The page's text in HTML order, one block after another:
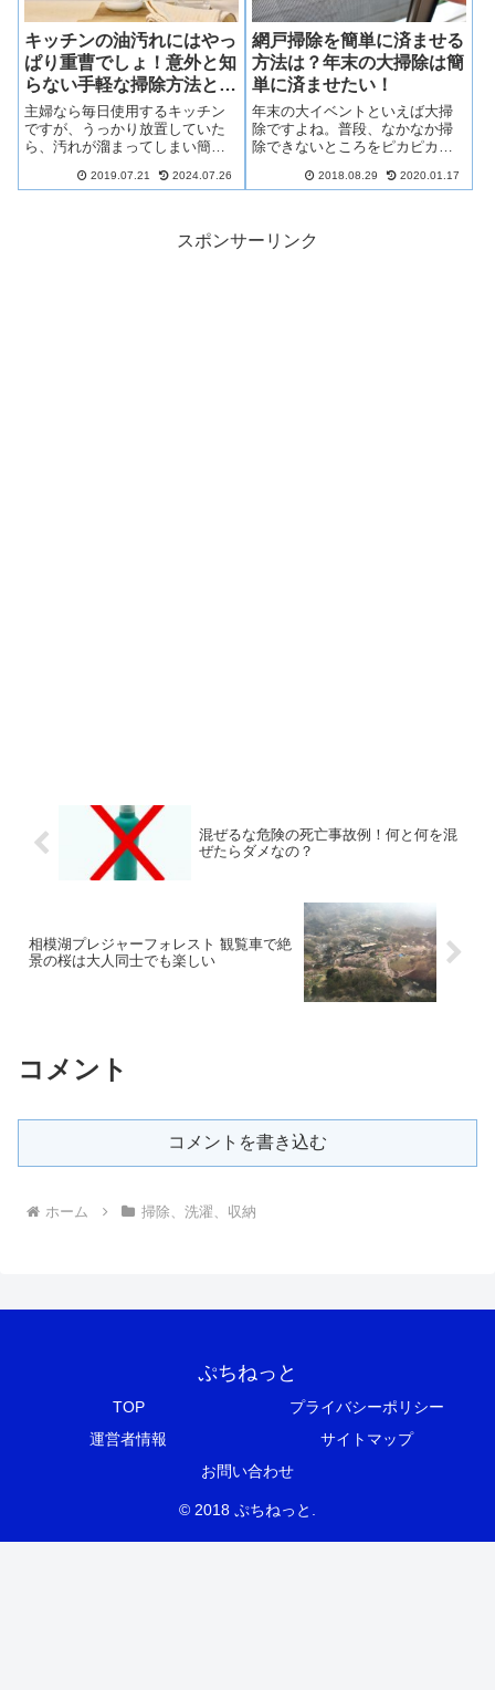
キッチンの油汚れにはやっ
ぱり重曹でしょ！意外と知
らない手軽な掃除方法と
は。
主婦なら毎日使用するキッチン
ですが、うっかり放置していた
ら、汚れが溜まってしまい簡単
もうどうしたらいいのやら…な
曹を使ってキッチンの油汚れを
キレイさっぱり落とす方法をお
2019.07.21 2024.07.26
網戸掃除を簡単に済ませる
方法は？年末の大掃除は簡
単に済ませたい！
年末の大イベントといえば大掃
除ですよね。普段、なかなか掃
除できないところをピカピカに
でも、網戸の掃除って面倒そう
汚れってなかなか気づかず、お
掃除したことない...
2018.08.29 2020.01.17
スポンサーリンク
混ぜるな危険の死亡事故例！何と何を混
ぜたらダメなの？
相模湖プレジャーフォレスト 観覧車で絶
景の桜は大人同士でも楽しい
コメント
コメントを書き込む
ホーム 掃除、洗濯、収納
ぷちねっと
TOP
プライバシーポリシー
運営者情報
サイトマップ
お問い合わせ
© 2018 ぷちねっと.